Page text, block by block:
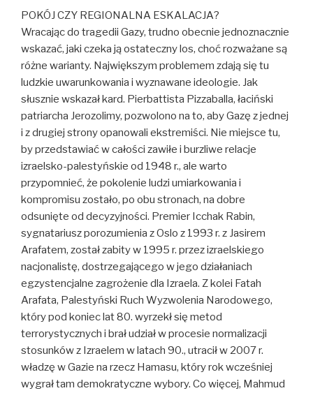
POKÓJ CZY REGIONALNA ESKALACJA?
Wracając do tragedii Gazy, trudno obecnie jednoznacznie
wskazać, jaki czeka ją ostateczny los, choć rozważane są
różne warianty. Największym problemem zdają się tu
ludzkie uwarunkowania i wyznawane ideologie. Jak
słusznie wskazał kard. Pierbattista Pizzaballa, łaciński
patriarcha Jerozolimy, pozwolono na to, aby Gazę z jednej
i z drugiej strony opanowali ekstremiści. Nie miejsce tu,
by przedstawiać w całości zawiłe i burzliwe relacje
izraelsko-palestyńskie od 1948 r., ale warto
przypomnieć, że pokolenie ludzi umiarkowania i
kompromisu zostało, po obu stronach, na dobre
odsunięte od decyzyjności. Premier Icchak Rabin,
sygnatariusz porozumienia z Oslo z 1993 r. z Jasirem
Arafatem, został zabity w 1995 r. przez izraelskiego
nacjonalistę, dostrzegającego w jego działaniach
egzystencjalne zagrożenie dla Izraela. Z kolei Fatah
Arafata, Palestyński Ruch Wyzwolenia Narodowego,
który pod koniec lat 80. wyrzekł się metod
terrorystycznych i brał udział w procesie normalizacji
stosunków z Izraelem w latach 90., utracił w 2007 r.
władzę w Gazie na rzecz Hamasu, który rok wcześniej
wygrał tam demokratyczne wybory. Co więcej, Mahmud